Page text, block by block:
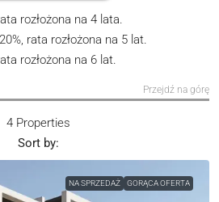
rozłożona na 4 lata.
rata rozłożona na 5 lat.
rozłożona na 6 lat.
Przejdź na górę
4 Properties
Sort by:
NA SPRZEDAŻ GORĄCA OFERTA